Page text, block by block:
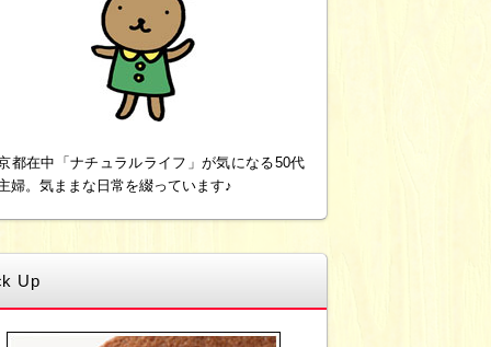
都在中「ナチュラルライフ」が気になる50代
婦。気ままな日常を綴っています♪
Up